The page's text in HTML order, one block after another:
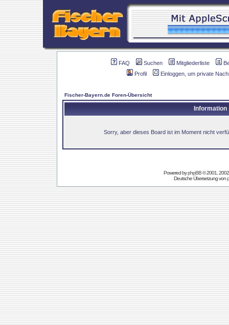
FAQ Suchen Mitgliederliste
Profil
Einloggen, um private
Fischer-Bayern.de Foren-Übersicht
Information
Sorry, aber dieses Board ist im Moment nicht
Powered byphpBB© 2001,
Deutsche Übersetzung von